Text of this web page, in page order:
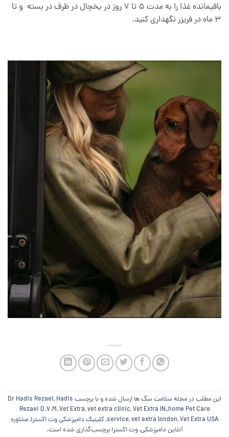
باقیمانده غذا را به مدت 5 تا 7 روز در یخچال در ظرف در بسته و تا
3 ماه در فریزر نگهداری کنید.
این مطلب درمجله سلامت سگ ها ارسال شده و با برچسب Dr Hadis Rezaei, Hadis
Rezaei D.V.M,Vet Extra,vet extra clinic,Vet Extra IN_home Pet Care
service,vet extra london,Vet Extra USA
,کلینیک دامپزشکی وت اکسترا,مشاوره
آنلاین دامپزشکی,وت اکسترا برچسب‌گذاری شده است.